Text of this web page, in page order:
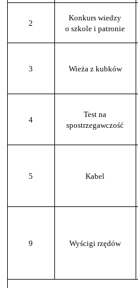
2
Konkurs wiedzy
o szkole i patronie
3 Wieża z kubków
4
Test na
spostrzegawczość
5 Kabel
9 Wyścigi rzędów